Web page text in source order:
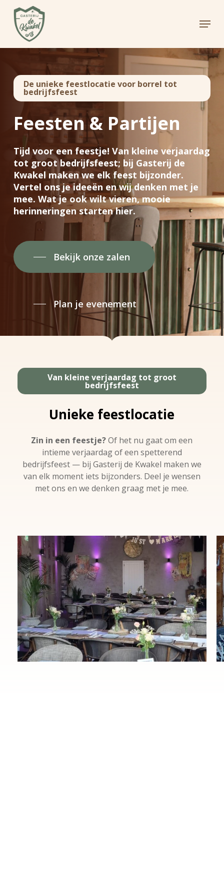
main
content
Menu
De unieke feestlocatie voor borrel tot
bedrijfsfeest
Feesten & Partijen
Tijd voor een feestje! Van kleine verjaardag
tot groot bedrijfsfeest; bij Gasterij de
Kwakel maken we elk feest bijzonder.
Vertel ons je ideeën en wij denken met je
mee. Wat je ook wilt vieren, mooie
herinneringen starten hier.
Bekijk onze zalen
Plan je evenement
Van kleine verjaardag tot groot
bedrijfsfeest
Unieke feestlocatie
Zin in een feestje?Of het nu gaat om een
intieme verjaardag of een spetterend
bedrijfsfeest — bij Gasterij de Kwakel maken we
van elk moment iets bijzonders. Deel je wensen
met ons en we denken graag met je mee.
Close